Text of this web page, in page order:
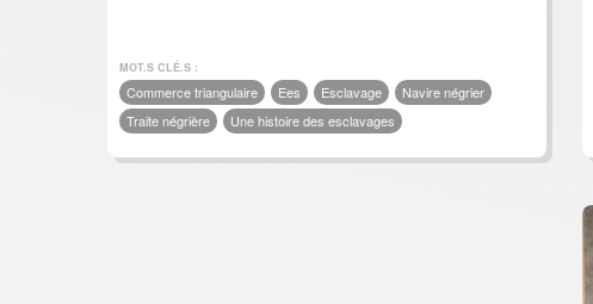
MOT.S CLÉ.S :
Commerce triangulaire Ees Esclavage
Navire négrier
Traite négrière
Une histoire des esclavages